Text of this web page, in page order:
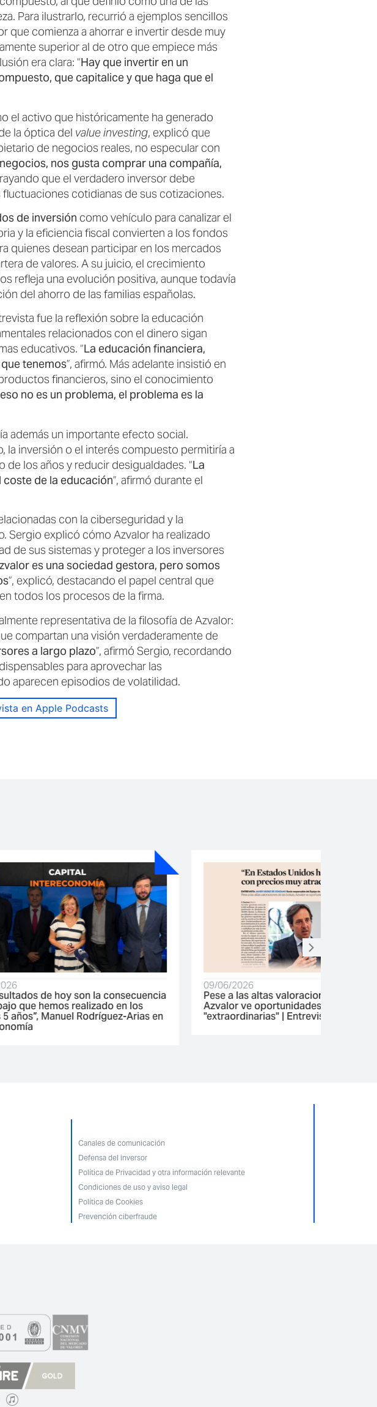
Para ilustrarlo, recurrió a ejemplos sencillos
comienza a ahorrar e invertir desde muy
superior al de otro que empiece más
era clara: “Hay que invertir en un
que capitalice y que haga que el
el activo que históricamente ha generado
la óptica del value investing, explicó que
de negocios reales, no especular con
nos gusta comprar una compañía,
que el verdadero inversor debe
cotidianas de sus cotizaciones.
de inversión como vehículo para canalizar el
y la eficiencia fiscal convierten a los fondos
quienes desean participar en los mercados
de valores. A su juicio, el crecimiento
refleja una evolución positiva, aunque todavía
del ahorro de las familias españolas.
fue la reflexión sobre la educación
relacionados con el dinero sigan
educativos. “La educación financiera,
tenemos”, afirmó. Más adelante insistió en
financieros, sino el conocimiento
no es un problema, el problema es la
además un importante efecto social.
inversión o el interés compuesto permitiría a
los años y reducir desigualdades. “La
de la educación”, afirmó durante el
con la ciberseguridad y la
explicó cómo Azvalor ha realizado
de sus sistemas y proteger a los inversores
es una sociedad gestora, pero somos
”, explicó, destacando el papel central que
todos los procesos de la firma.
representativa de la filosofía de Azvalor:
compartan una visión verdaderamente de
a largo plazo”, afirmó Sergio, recordando
para aprovechar las
aparecen episodios de volatilidad.
en Apple Podcasts
en losArias en
Pese a las altas valoraciones de las bolsas,
Azvalor ve oportunidades de inversión
"extraordinarias" | Entrevista en Expansión
Canales de comunicación
Defensa del inversor
Política de Privacidad y otra información relevante
Condiciones de uso y aviso legal
Política de Cookies
Prevención ciberfraude